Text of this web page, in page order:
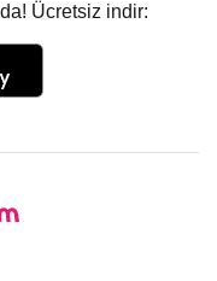
Ücretsiz indir: